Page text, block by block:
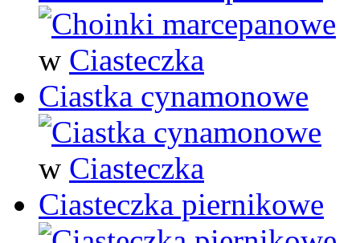
w Ciasteczka
Ciastka cynamonowe
w Ciasteczka
Ciasteczka piernikowe